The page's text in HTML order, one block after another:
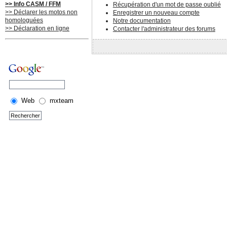
>> Info CASM / FFM
>> Déclarer les motos non
homologuées
>> Déclaration en ligne
Web mxteam
Récupération d'un mot de passe oublié
Enregistrer un nouveau compte
Notre documentation
Contacter l'administrateur des forums